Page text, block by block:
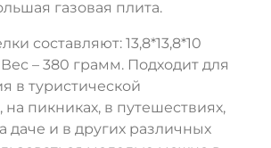
газовая плита.
составляют: 13,8*13,8*10
– 380 грамм. Подходит для
в туристической
на пикниках, в путешествиях,
даче и в других различных